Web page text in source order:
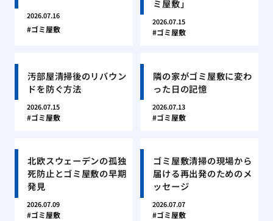
2026.07.16
ゴミ屋敷
ミ屋敷」
2026.07.15
ゴミ屋敷
汚部屋清掃後のリバウン
ドを防ぐ方法
2026.07.15
ゴミ屋敷
隣の家がゴミ屋敷に変わ
った日の記憶
2026.07.13
ゴミ屋敷
北欧スウェーデンの孤独
死防止とゴミ屋敷の早期
発見
2026.07.09
ゴミ屋敷
ゴミ屋敷清掃の現場から
届ける再出発のためのメ
ッセージ
2026.07.07
ゴミ屋敷